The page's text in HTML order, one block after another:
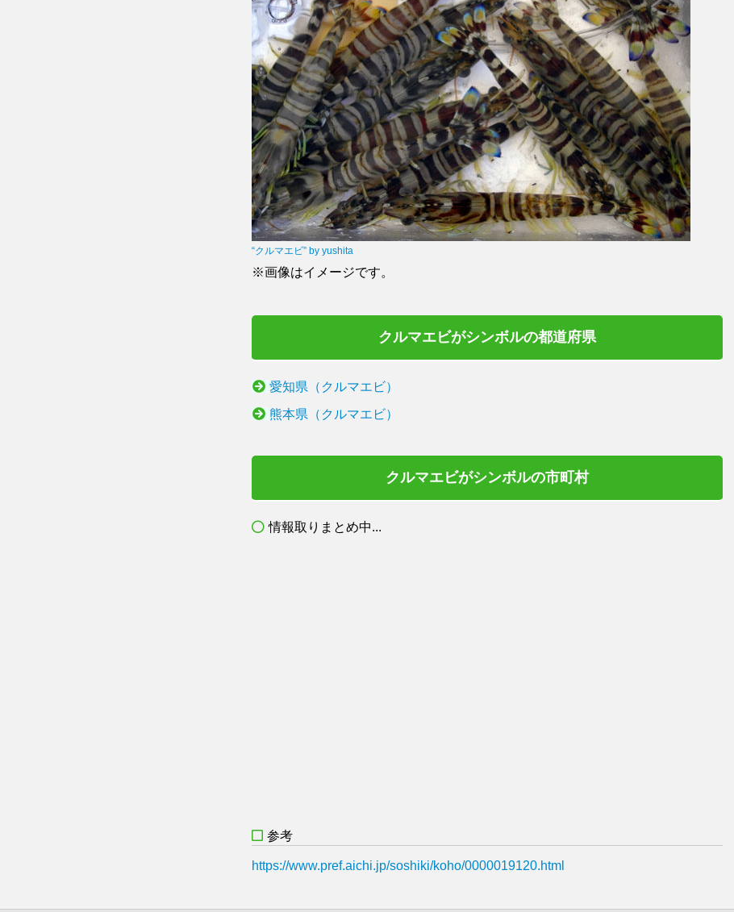
“クルマエビ” by yushita
※画像はイメージです。
クルマエビがシンボルの都道府県
愛知県（クルマエビ）
熊本県（クルマエビ）
クルマエビがシンボルの市町村
情報取りまとめ中...
参考
https://www.pref.aichi.jp/soshiki/koho/0000019120.html